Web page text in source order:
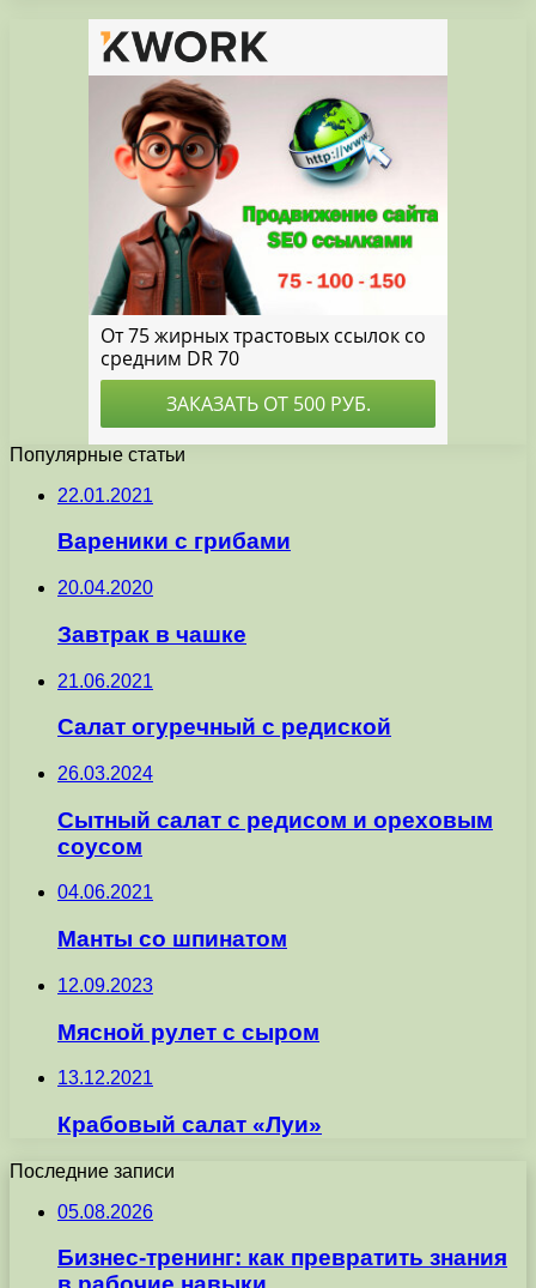
Популярные статьи
22.01.2021
Вареники с грибами
20.04.2020
Завтрак в чашке
21.06.2021
Салат огуречный с редиской
26.03.2024
Сытный салат с редисом и ореховым
соусом
04.06.2021
Манты со шпинатом
12.09.2023
Мясной рулет с сыром
13.12.2021
Крабовый салат «Луи»
Последние записи
05.08.2026
Бизнес-тренинг: как превратить знания